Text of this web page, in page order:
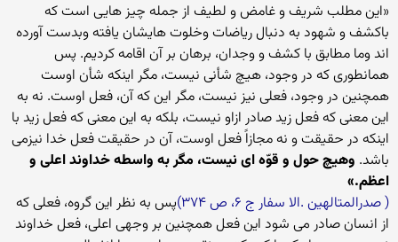
«این مطلب شریف و غامض و لطیف از جمله چیز هایی است که
باکشف و شهود به دنبال ریاضات وخلوت هایشان یافته وبدست آورده
اند وما مطابق با کشف و وجدان، برهان بر آن اقامه کردیم. پس
همانطوری که در وجود، هیچ شأنی نیست، مگر اینکه شأن اوست
همچنین در وجود، فعلی نیز نیست، مگر این که آن، فعل اوست. نه به
این معنی که فعل زید صادر ازاو نیست، بلکه به این معنی که فعل زید با
اینکه در حقیقت و نه مجازاً فعل اوست، آن در حقیقت فعل خدا نیزمی
باشد. وهیچ حول و قوّه ای نیست، مگر به واسطه خداوند اعلی و
اعظم.»
( صدرالمتالهین .الا سفار ج ۶، ص ۳۷۴)
پس به نظر این گروه، فعلی که
از انسان صادر می شود این فعل همچنین بر وجهی اعلی، فعل خداوند